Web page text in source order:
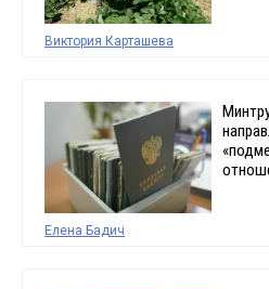
Виктория Карташева
Елена Бадич